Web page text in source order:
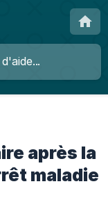
après la
maladie